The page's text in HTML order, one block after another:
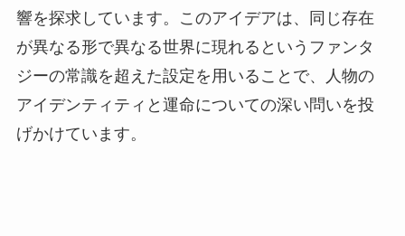
響を探求しています。このアイデアは、同じ存在
が異なる形で異なる世界に現れるというファンタ
ジーの常識を超えた設定を用いることで、人物の
アイデンティティと運命についての深い問いを投
げかけています。